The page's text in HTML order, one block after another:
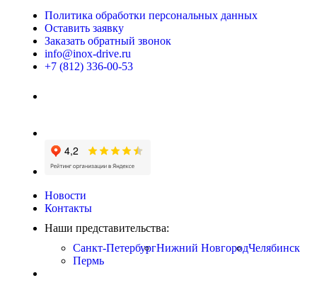
Политика обработки персональных данных
Оставить заявку
Заказать обратный звонок
info@inox-drive.ru
+7 (812) 336-00-53
Новости
Контакты
Наши представительства:
Санкт-ПетербургНижний НовгородЧелябинск
Пермь